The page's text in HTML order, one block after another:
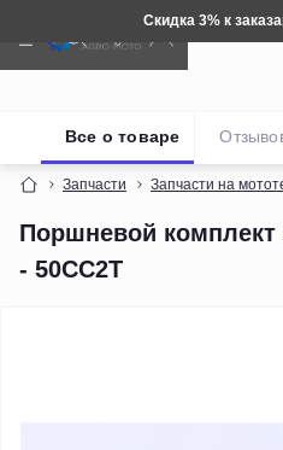
Скидка 3% к заказам на
Запчасти Запчасти на
Поршневой
- 50CC2T
Все о товаре